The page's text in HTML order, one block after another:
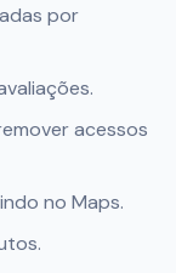
por
acessos
no Maps.